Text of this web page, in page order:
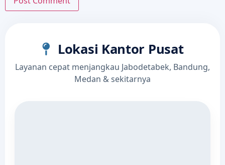
Lokasi Kantor Pusat
Layanan cepat menjangkau Jabodetabek, Bandung,
Medan & sekitarnya